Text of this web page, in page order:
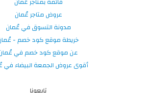
عروض متاجر عُمان
مدونة التسوق في عُمان
خريطة موقع كود خصم -
عن موقع كود خصم في
أقوى عروض الجمعة البيضاء في